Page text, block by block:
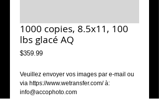
1000 copies, 8.5x11, 100
lbs glacé AQ
$359.99Price
Veuillez envoyer vos images par e-mail ou
via https://www.wetransfer.com/ à:
info@accophoto.com